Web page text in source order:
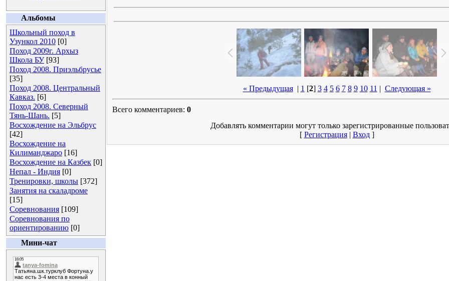
Альбомы
Школьный поход в
Узункол 2010 [0]
Поход 2009г. Архыз
Школа БУ [93]
Поход 2008. Приэльбрусье
[35]
Поход 2008. Центральный
Кавказ. [6]
Поход 2008. Северный
Тянь-Шань. [5]
Восхождение на Эльбрус
[42]
Восхождение на
Килиманджаро [16]
Восхождение на Казбек [0]
Непал - Индия [0]
Тренировки, школы [372]
Занятия на скаладроме
[15]
Соревнования [109]
Соревнования по
ориентированию [0]
Мини-чат
« Предыдущая| 1 [2] 3 4 5 6 7 8 9 10 11 | Следующая »
Всего комментариев: 0
Добавлять комментарии могут только зарегистрированные
[ Регистрация| Вход]